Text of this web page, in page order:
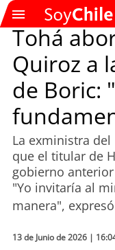
SOYTV
Podcast
Actualidad
Entretención
Economía
Tohá
Quiroz a
de Boric:
La exministra
que el titular de
gobierno
"Yo invitaría al
manera",
13 de Junio de 2026 |